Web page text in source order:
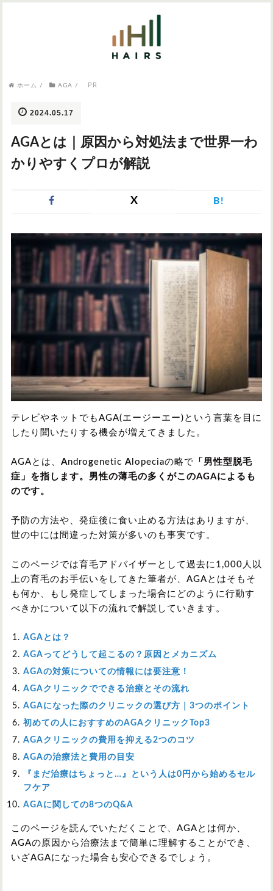
AGA
育毛剤
円形脱毛症
お問い合わせ
ホーム / AGA / PR
2024.05.17
AGAとは｜原因から対処法まで世界一わ
かりやすくプロが解説
X B!
テレビやネットでもAGA(エージーエー)という言葉を目に
したり聞いたりする機会が増えてきました。
AGAとは、 Androgenetic A lopeciaの略で 「男性型脱毛
症」を指します。男性の薄毛の多くがこのAGAによるも
のです。
予防の方法や、発症後に食い止める方法はありますが、
世の中には間違った対策が多いのも事実です。
このページでは育毛アドバイザーとして過去に1,000人以
上の育毛のお手伝いをしてきた筆者が、AGAとはそもそ
も何か、もし発症してしまった場合にどのように行動す
べきかについて以下の流れで解説していきます。
AGAとは？
AGAってどうして起こるの？原因とメカニズム
AGAの対策についての情報には要注意！
AGAクリニックでできる治療とその流れ
AGAになった際のクリニックの選び方｜3つのポイント
初めての人におすすめのAGAクリニックTop3
AGAクリニックの費用を抑える2つのコツ
AGAの治療法と費用の目安
『まだ治療はちょっと…』という人は0円から始めるセル
フケア
AGAに関しての8つのQ&A
このページを読んでいただくことで、AGAとは何か、
AGAの原因から治療法まで簡単に理解することができ、
いざAGAになった場合も安心できるでしょう。
気になるワードから記事を探す
症状・悩みから記事を探す
つむじハゲ ふけ
円形脱毛症 女性の薄毛
対策・アイテムから記事を探す
植毛 病院・クリニック